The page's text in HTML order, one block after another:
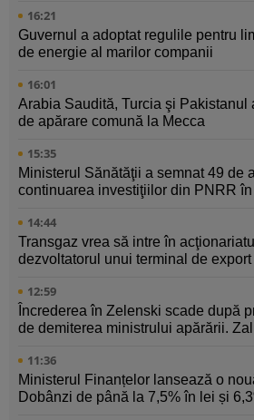
16:21
Guvernul a adoptat regulile pentru
de energie al marilor companii
16:01
Arabia Saudită, Turcia şi Pakistanul
de apărare comună la Mecca
15:35
Ministerul Sănătăţii a semnat 49 de
continuarea investiţiilor din PNRR în
14:44
Transgaz vrea să intre în
dezvoltatorul unui terminal de export
12:59
Încrederea în Zelenski scade după
de demiterea ministrului apărării.
11:36
Ministerul Finanțelor lansează o
Dobânzi de până la 7,5% în lei și